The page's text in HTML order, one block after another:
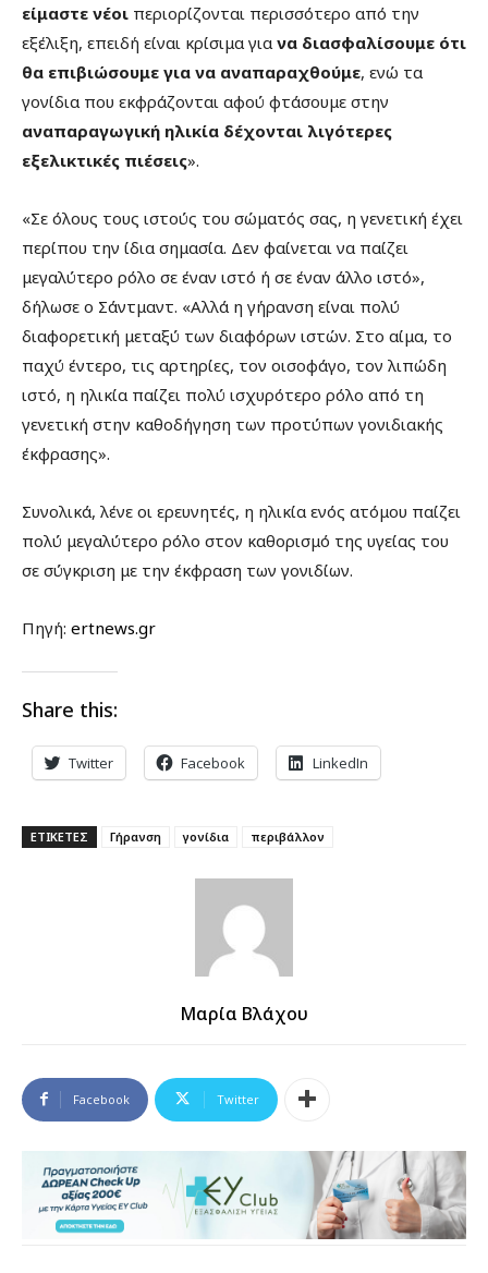
είμαστε νέοι περιορίζονται περισσότερο από την
εξέλιξη, επειδή είναι κρίσιμα για να διασφαλίσουμε ότι
θα επιβιώσουμε για να αναπαραχθούμε, ενώ τα
γονίδια που εκφράζονται αφού φτάσουμε στην
αναπαραγωγική ηλικία δέχονται λιγότερες
εξελικτικές πιέσεις».
«Σε όλους τους ιστούς του σώματός σας, η γενετική έχει
περίπου την ίδια σημασία. Δεν φαίνεται να παίζει
μεγαλύτερο ρόλο σε έναν ιστό ή σε έναν άλλο ιστό»,
δήλωσε ο Σάντμαντ. «Αλλά η γήρανση είναι πολύ
διαφορετική μεταξύ των διαφόρων ιστών. Στο αίμα, το
παχύ έντερο, τις αρτηρίες, τον οισοφάγο, τον λιπώδη
ιστό, η ηλικία παίζει πολύ ισχυρότερο ρόλο από τη
γενετική στην καθοδήγηση των προτύπων γονιδιακής
έκφρασης».
Συνολικά, λένε οι ερευνητές, η ηλικία ενός ατόμου παίζει
πολύ μεγαλύτερο ρόλο στον καθορισμό της υγείας του
σε σύγκριση με την έκφραση των γονιδίων.
Πηγή: ertnews.gr
Share this:
Twitter Facebook LinkedIn
ΕΤΙΚΕΤΕΣ Γήρανση γονίδια περιβάλλον
Μαρία Βλάχου
Facebook Twitter